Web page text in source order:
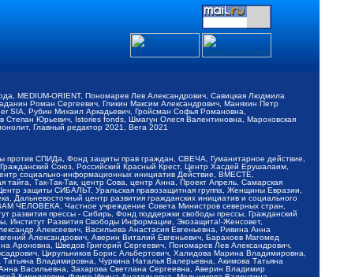
MEDIUM-ORIENT, Пономарев Лев Александрович, Савицкая Людмила
Роман Сергеевич, Гликин Максим Александрович, Маняхин Петр
SIA, Рубин Михаил Аркадьевич, Гройсман Софья Романовна,
Степан Юрьевич, Istories fonds, Шмагун Олеся Валентиновна, Мароховская
Главный редактор 2021, Вега 2021
СПИДа, Фонд защиты прав граждан, СВЕЧА, Гуманитарное действие,
Союз, Российский Красный Крест, Центр Хасдей Ерушалаим,
социально-информационных инициатив Действие, ВМЕСТЕ,
Так-Так-Так, центр Сова, центр Анна, Проект Апрель, Самарская
защиты СИБАЛЬТ, Уральская правозащитная группа, Женщины Евразии,
Дальневосточный центр развития гражданских инициатив и социального
ЧЕЛОВЕКА, Частное учреждение Совета Министров северных стран,
развития прессы - Сибирь, Фонд поддержки свободы прессы, Гражданский
Институт Развития Свободы Информации, Экозащита!-Женсовет,
Алексеевич, Васильева Анастасия Евгеньевна, Ривина Анна
Александрович, Аверин Виталий Евгеньевич, Барахоев Магомед
Ароновна, Шведов Григорий Сергеевич, Пономарев Лев Александрович,
Цирульников Борис Альбертович, Халидова Марина Владимировна,
Владимировна, Чуркина Наталья Валерьевна, Акимова Татьяна
Васильевна, Захарова Светлана Сергеевна, Аверин Владимир